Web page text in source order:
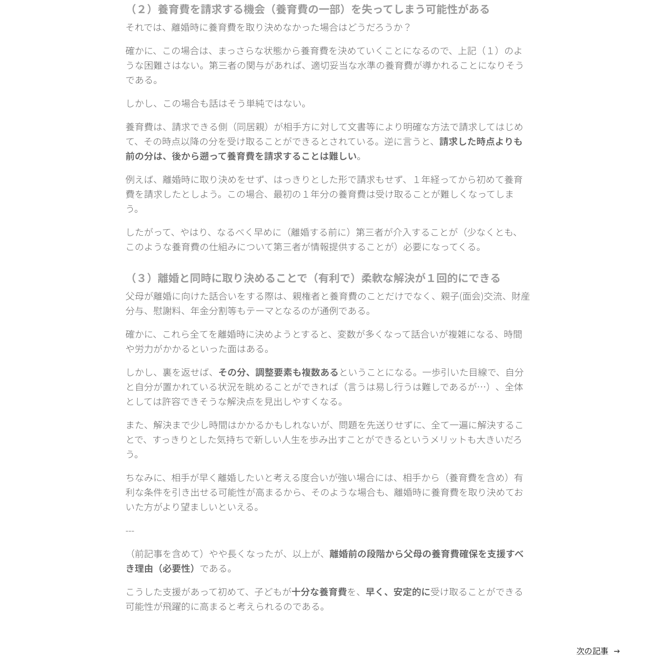
（２）養育費を請求する機会（養育費の一部）を失ってしまう可能性がある
それでは、離婚時に養育費を取り決めなかった場合はどうだろうか？
確かに、この場合は、まっさらな状態から養育費を決めていくことになるので、上記（１）のよ
うな困難さはない。第三者の関与があれば、適切妥当な水準の養育費が導かれることになりそう
である。
しかし、この場合も話はそう単純ではない。
養育費は、請求できる側（同居親）が相手方に対して文書等により明確な方法で請求してはじめ
て、その時点以降の分を受け取ることができるとされている。逆に言うと、 請求した時点よりも
前の分は、後から遡って養育費を請求することは難しい。
例えば、離婚時に取り決めをせず、はっきりとした形で請求もせず、１年経ってから初めて養育
費を請求したとしよう。この場合、最初の１年分の養育費は受け取ることが難しくなってしま
う。
したがって、やはり、なるべく早めに（離婚する前に）第三者が介入することが（少なくとも、
このような養育費の仕組みについて第三者が情報提供することが）必要になってくる。
（３）離婚と同時に取り決めることで（有利で）柔軟な解決が１回的にできる
父母が離婚に向けた話合いをする際は、親権者と養育費のことだけでなく、親子(面会)交流、財産
分与、慰謝料、年金分割等もテーマとなるのが通例である。
確かに、これら全てを離婚時に決めようとすると、変数が多くなって話合いが複雑になる、時間
や労力がかかるといった面はある。
しかし、裏を返せば、 その分、調整要素も複数ある ということになる。一歩引いた目線で、自分
と自分が置かれている状況を眺めることができれば（言うは易し行うは難しであるが…）、全体
としては許容できそうな解決点を見出しやすくなる。
また、解決まで少し時間はかかるかもしれないが、問題を先送りせずに、全て一遍に解決するこ
とで、すっきりとした気持ちで新しい人生を歩み出すことができるというメリットも大きいだろ
う。
ちなみに、相手が早く離婚したいと考える度合いが強い場合には、相手から（養育費を含め）有
利な条件を引き出せる可能性が高まるから、そのような場合も、離婚時に養育費を取り決めてお
いた方がより望ましいといえる。
---
（前記事を含めて）やや長くなったが、以上が、 離婚前の段階から父母の養育費確保を支援すべ
き理由（必要性） である。
こうした支援があって初めて、子どもが十分な養育費を、 早く、安定的に受け取ることができる
可能性が飛躍的に高まると考えられるのである。
次の記事